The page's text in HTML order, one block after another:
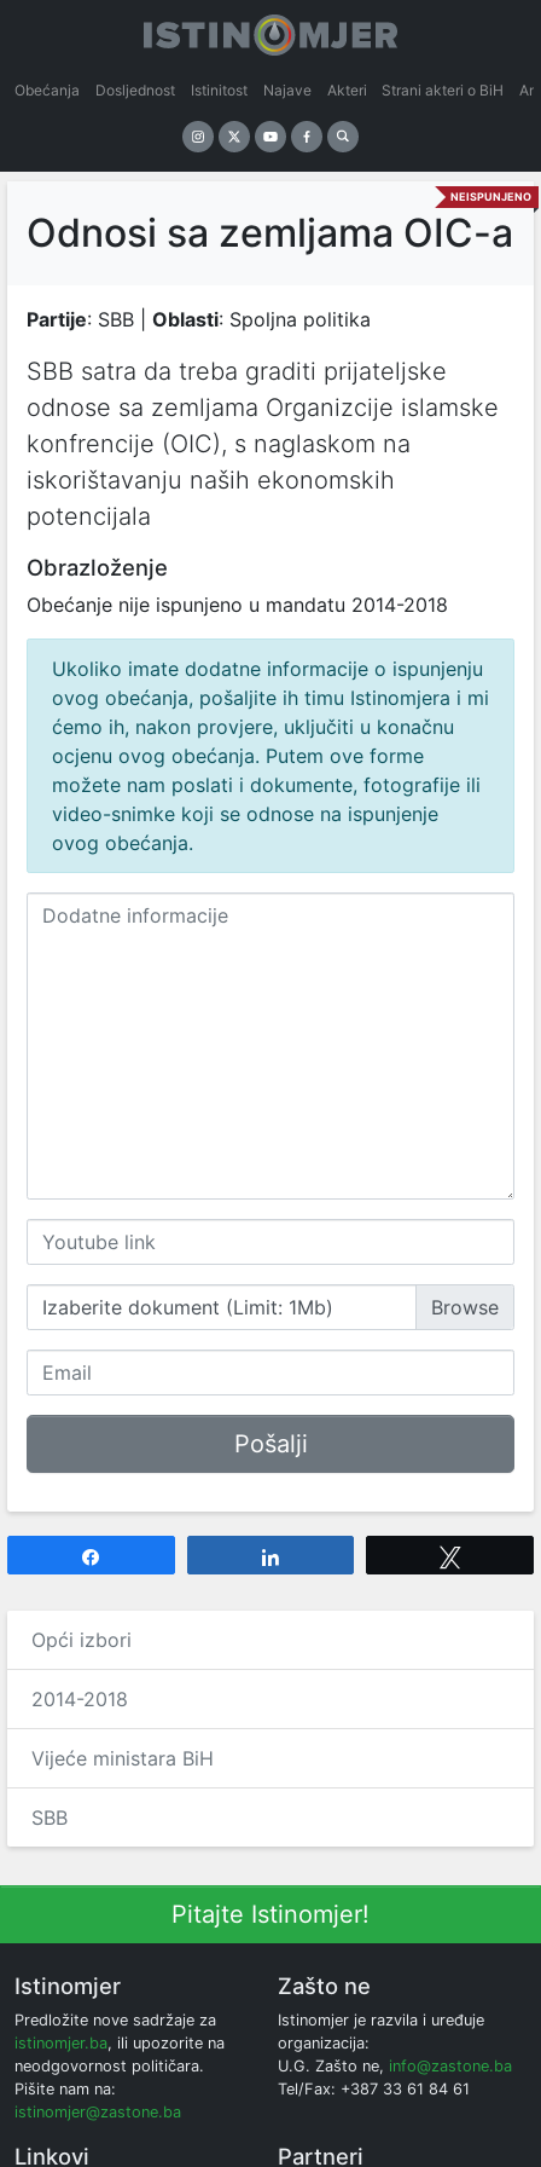
Obećanja Dosljednost Istinitost Najave Akteri Strani akteri o BiH
NEISPUNJENO
Odnosi sa zemljama OIC-a
Partije: SBB | Oblasti: Spoljna politika
SBB satra da treba graditi prijateljske
odnose sa zemljama Organizcije islamske
konfrencije (OIC), s naglaskom na
iskorištavanju naših ekonomskih
potencijala
Obrazloženje
Obećanje nije ispunjeno u mandatu 2014-2018
Ukoliko imate dodatne informacije o ispunjenju
ovog obećanja, pošaljite ih timu Istinomjera i mi
ćemo ih, nakon provjere, uključiti u konačnu
ocjenu ovog obećanja. Putem ove forme
možete nam poslati i dokumente, fotografije ili
video-snimke koji se odnose na ispunjenje
ovog obećanja.
Izaberite dokument (Limit: 1Mb)
Opći izbori
2014-2018
Vijeće ministara BiH
SBB
Pitajte Istinomjer!
Istinomjer
Predložite nove sadržaje za
istinomjer.ba, ili upozorite na
neodgovornost političara.
Pišite nam na:
istinomjer@zastone.ba
Zašto ne
Istinomjer je razvila i uređuje
organizacija:
U.G. Zašto ne, info@zastone.ba
Tel/Fax: +387 33 61 84 61
Linkovi Partneri